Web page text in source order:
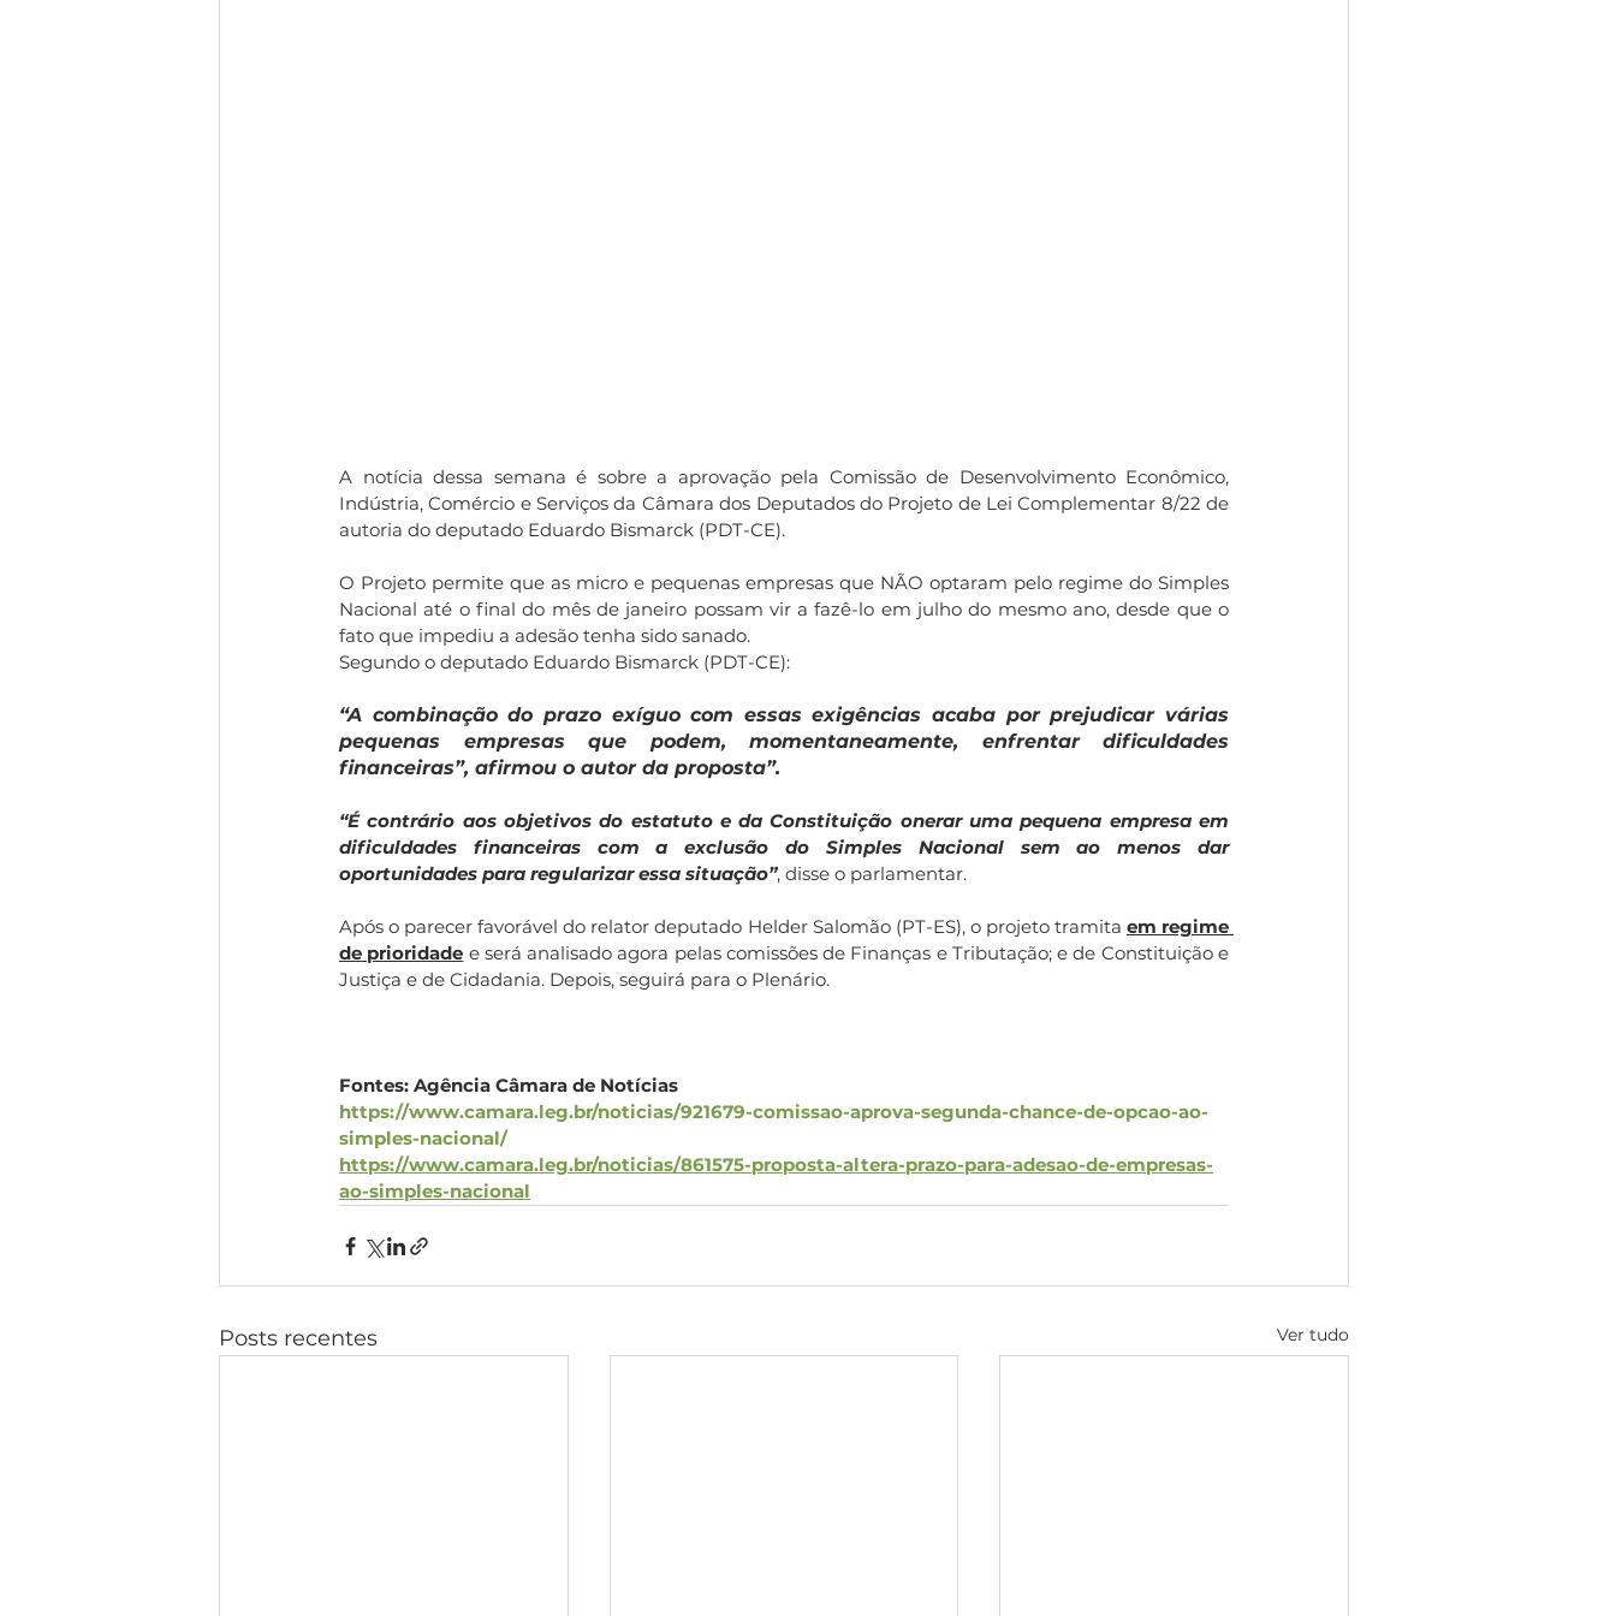
A notícia dessa semana é sobre a aprovação pela Comissão de Desenvolvimento Econômico,
Indústria, Comércio e Serviços da Câmara dos Deputados do Projeto de Lei Complementar 8/22 de
autoria do deputado Eduardo Bismarck (PDT-CE).
O Projeto permite que as micro e pequenas empresas que NÃO optaram pelo regime do Simples
Nacional até o final do mês de janeiro possam vir a fazê-lo em julho do mesmo ano, desde que o
fato que impediu a adesão tenha sido sanado.
Segundo o deputado Eduardo Bismarck (PDT-CE):
“A combinação do prazo exíguo com essas exigências acaba por prejudicar várias
pequenas empresas que podem, momentaneamente, enfrentar dificuldades
financeiras”, afirmou o autor da proposta”.
“É contrário aos objetivos do estatuto e da Constituição onerar uma pequena empresa em
dificuldades financeiras com a exclusão do Simples Nacional sem ao menos dar
oportunidades para regularizar essa situação”, disse o parlamentar.
Após o parecer favorável do relator deputado Helder Salomão (PT-ES), o projeto tramita em regime
de prioridade e será analisado agora pelas comissões de Finanças e Tributação; e de Constituição e
Justiça e de Cidadania. Depois, seguirá para o Plenário.
Fontes: Agência Câmara de Notícias
https://www.camara.leg.br/noticias/921679-comissao-aprova-segunda-chance-de-opcao-ao-
simples-nacional/
https://www.camara.leg.br/noticias/861575-proposta-altera-prazo-para-adesao-de-empresas-
ao-simples-nacional
Posts recentes Ver tudo